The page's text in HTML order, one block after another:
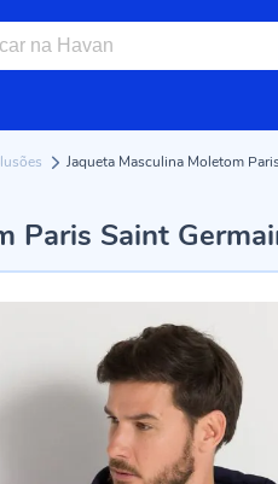
Jaqueta Masculina Moletom
Paris Saint